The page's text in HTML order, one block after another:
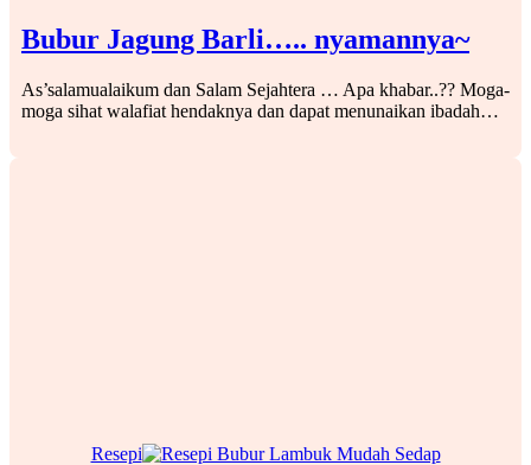
Bubur Jagung Barli….. nyamannya~
As’salamualaikum dan Salam Sejahtera … Apa khabar..?? Moga-
moga sihat walafiat hendaknya dan dapat menunaikan ibadah…
Resepi